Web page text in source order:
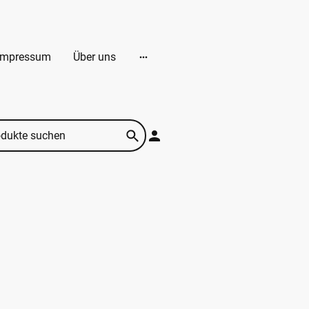
Über uns